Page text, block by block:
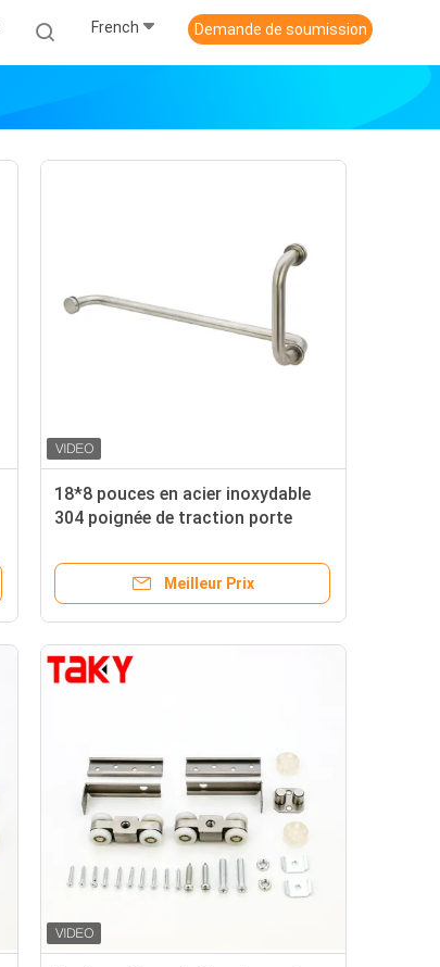
French Demande de soumission
18*8 pouces en acier inoxydable
304 poignée de traction porte
douche pour salle de bain moderne
Meilleur Prix